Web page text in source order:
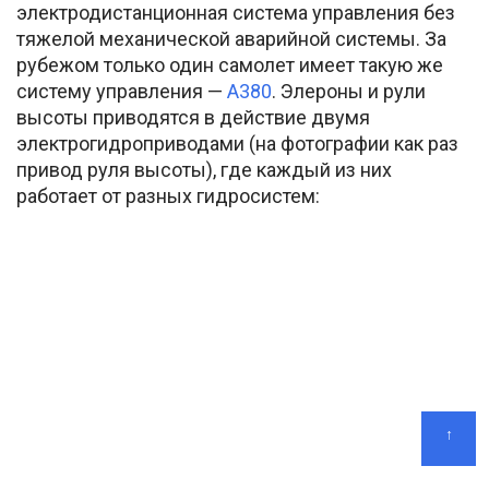
электродистанционная система управления без
тяжелой механической аварийной системы. За
рубежом только один самолет имеет такую же
систему управления — А380. Элероны и рули
высоты приводятся в действие двумя
электрогидроприводами (на фотографии как раз
привод руля высоты), где каждый из них
работает от разных гидросистем:
↑